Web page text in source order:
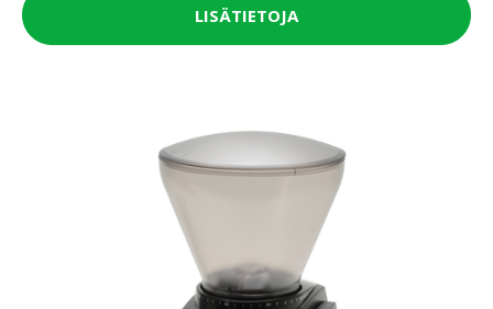
LISÄTIETOJA